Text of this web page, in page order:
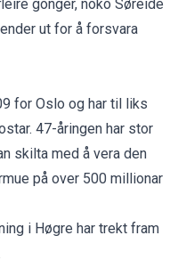
gonger, noko Søreide
ut for å forsvara
for Oslo og har til liks
47-åringen har stor
skilta med å vera den
på over 500 millionar
i Høgre har trekt fram